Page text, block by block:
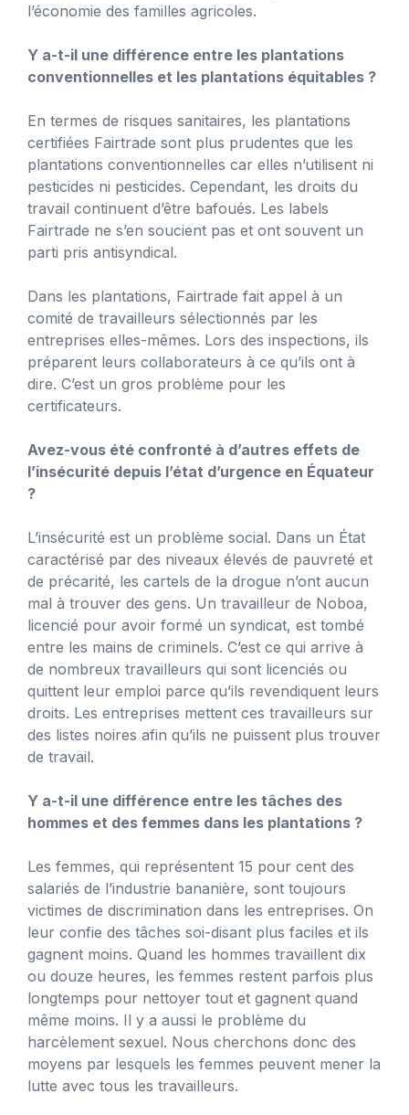
l’économie des familles agricoles.
Y a-t-il une différence entre les plantations
conventionnelles et les plantations équitables ?
En termes de risques sanitaires, les plantations
certifiées Fairtrade sont plus prudentes que les
plantations conventionnelles car elles n’utilisent ni
pesticides ni pesticides. Cependant, les droits du
travail continuent d’être bafoués. Les labels
Fairtrade ne s’en soucient pas et ont souvent un
parti pris antisyndical.
Dans les plantations, Fairtrade fait appel à un
comité de travailleurs sélectionnés par les
entreprises elles-mêmes. Lors des inspections, ils
préparent leurs collaborateurs à ce qu’ils ont à
dire. C’est un gros problème pour les
certificateurs.
Avez-vous été confronté à d’autres effets de
l’insécurité depuis l’état d’urgence en Équateur
?
L’insécurité est un problème social. Dans un État
caractérisé par des niveaux élevés de pauvreté et
de précarité, les cartels de la drogue n’ont aucun
mal à trouver des gens. Un travailleur de Noboa,
licencié pour avoir formé un syndicat, est tombé
entre les mains de criminels. C’est ce qui arrive à
de nombreux travailleurs qui sont licenciés ou
quittent leur emploi parce qu’ils revendiquent leurs
droits. Les entreprises mettent ces travailleurs sur
des listes noires afin qu’ils ne puissent plus trouver
de travail.
Y a-t-il une différence entre les tâches des
hommes et des femmes dans les plantations ?
Les femmes, qui représentent 15 pour cent des
salariés de l’industrie bananière, sont toujours
victimes de discrimination dans les entreprises. On
leur confie des tâches soi-disant plus faciles et ils
gagnent moins. Quand les hommes travaillent dix
ou douze heures, les femmes restent parfois plus
longtemps pour nettoyer tout et gagnent quand
même moins. Il y a aussi le problème du
harcèlement sexuel. Nous cherchons donc des
moyens par lesquels les femmes peuvent mener la
lutte avec tous les travailleurs.